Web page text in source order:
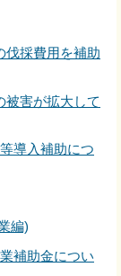
伐採費用を補助
被害が拡大して
導入補助につ
編)
補助金につい